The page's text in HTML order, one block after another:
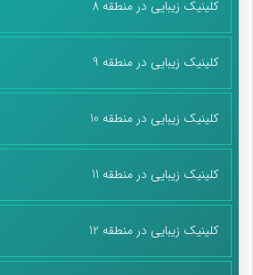
کلینیک زیبایی در منطقه 8
کلینیک زیبایی در منطقه 9
کلینیک زیبایی در منطقه 10
کلینیک زیبایی در منطقه 11
کلینیک زیبایی در منطقه 12